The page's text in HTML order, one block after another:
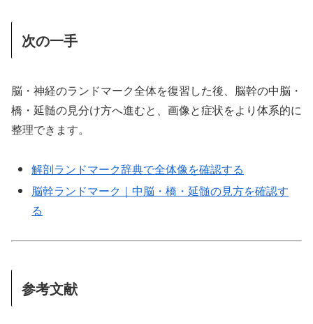
次の一手
脳・神経のランドマーク全体を復習した後、脳幹の中脳・
橋・延髄の見分け方へ進むと、画像と症状をより体系的に
整理できます。
解剖ランドマーク辞典で全体像を確認する
脳幹ランドマーク｜中脳・橋・延髄の見方を確認す
る
参考文献